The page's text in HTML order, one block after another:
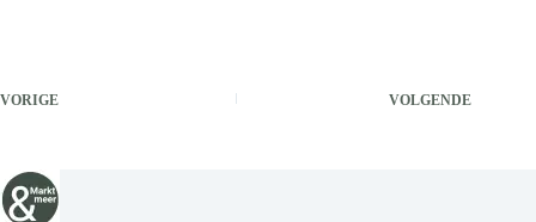
VORIGE VOLGENDE